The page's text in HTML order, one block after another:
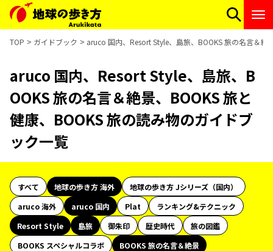
TOP ガイドブック aruco 国内、Resort Style、島旅、BOOKS 旅の名言＆
aruco 国内、Resort Style、島旅、B
OOKS 旅の名言＆絶景、BOOKS 旅と
健康、BOOKS 旅の読み物のガイドブ
ック一覧
すべて 地球の歩き方 海外
地球の歩き方 Jシリーズ（国内）
aruco 海外
aruco 国内 Plat
ランキング&テクニック
Resort Style
島旅 御朱印 歴史時代
旅の図鑑
BOOKS スペシャルコラボ
BOOKS 旅の名言＆絶景